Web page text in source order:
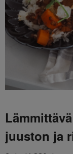
juuston ja